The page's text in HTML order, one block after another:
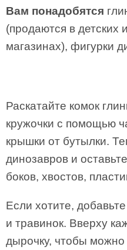
Вам понадобятся
(продаются в детских
магазинах), фигурки
Раскатайте комок
кружочки с помощью
крышки от бутылки.
динозавров и
боков, хвостов,
Если хотите,
и травинок. Вверху
дырочку, чтобы